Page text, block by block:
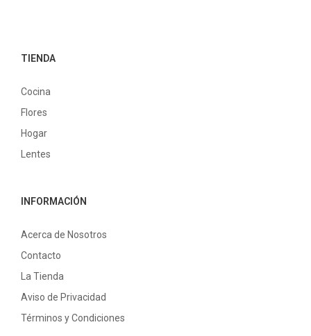
TIENDA
Cocina
Flores
Hogar
Lentes
INFORMACIÓN
Acerca de Nosotros
Contacto
La Tienda
Aviso de Privacidad
Términos y Condiciones